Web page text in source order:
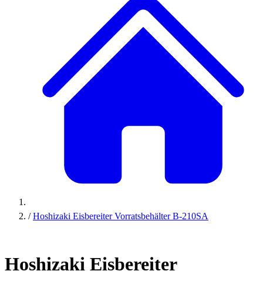
/ Hoshizaki Eisbereiter Vorratsbehälter B-210SA
Hoshizaki Eisbereiter